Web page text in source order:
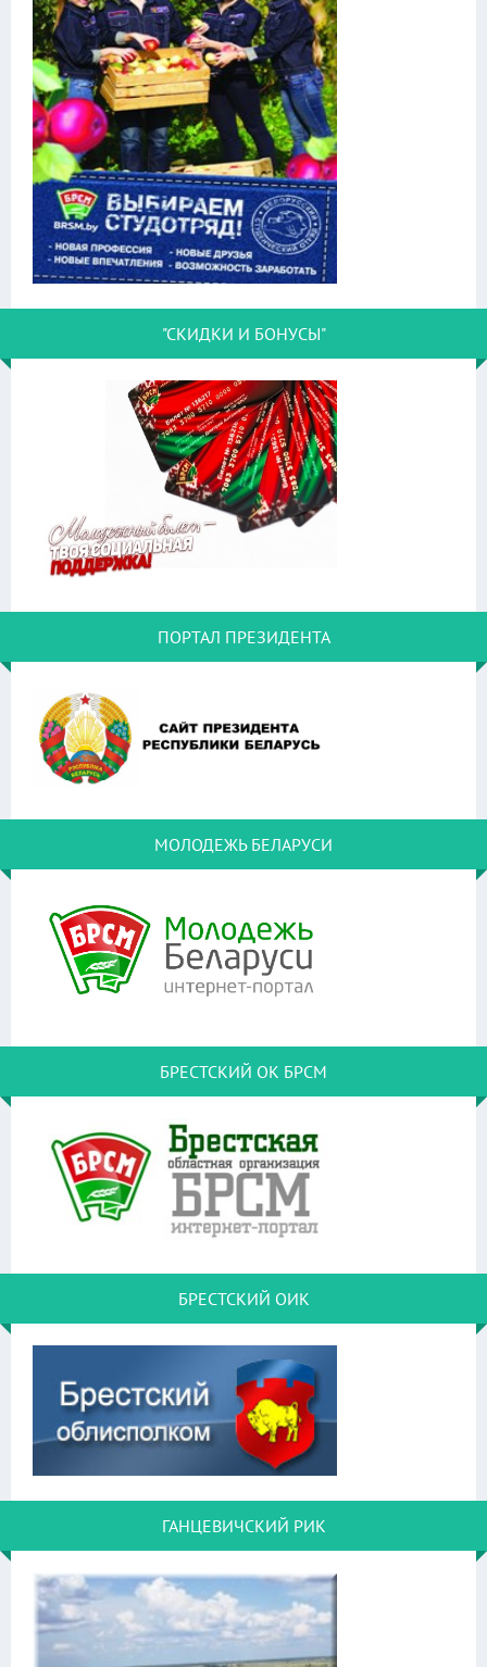
"СКИДКИ И БОНУСЫ"
ПОРТАЛ ПРЕЗИДЕНТА
МОЛОДЕЖЬ БЕЛАРУСИ
БРЕСТСКИЙ ОК БРСМ
БРЕСТСКИЙ ОИК
ГАНЦЕВИЧСКИЙ РИК